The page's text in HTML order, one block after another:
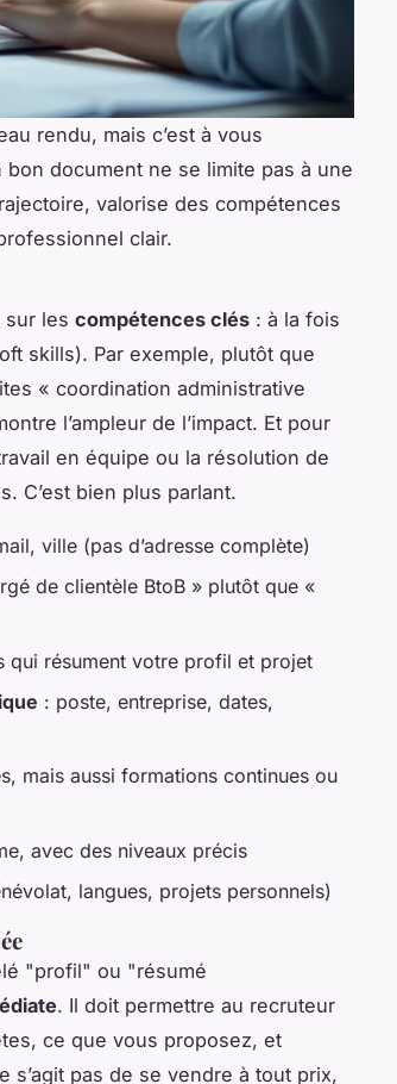
rendu, mais c’est à vous
document ne se limite pas à une
valorise des compétences
clair.
sur les compétences clés : à la fois
skills). Par exemple, plutôt que
« coordination administrative
l’ampleur de l’impact. Et pour
en équipe ou la résolution de
C’est bien plus parlant.
ville (pas d’adresse complète)
de clientèle BtoB » plutôt que «
qui résument votre profil et projet
: poste, entreprise, dates,
mais aussi formations continues ou
avec des niveaux précis
langues, projets personnels)
"profil" ou "résumé
. Il doit permettre au recruteur
ce que vous proposez, et
pas de se vendre à tout prix,